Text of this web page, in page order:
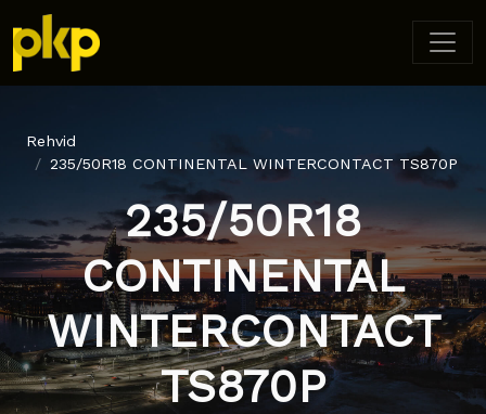
Rehvid
235/50R18 CONTINENTAL WINTERCONTACT TS870P
235/50R18
CONTINENTAL
WINTERCONTACT
TS870P